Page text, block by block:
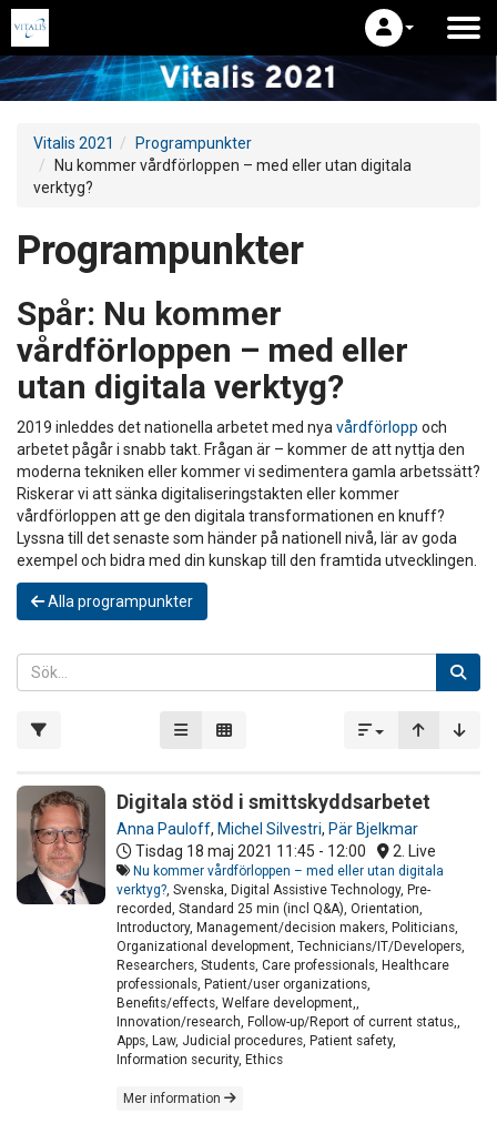
Vitalis 2021
Programpunkter
Nu kommer vårdförloppen – med eller utan digitala
verktyg?
Programpunkter
Spår: Nu kommer
vårdförloppen – med eller
utan digitala verktyg?
2019 inleddes det nationella arbetet med nyavårdförlopp och
arbetet pågår i snabb takt. Frågan är – kommer de att nyttja den
moderna tekniken eller kommer vi sedimentera gamla arbetssätt?
Riskerar vi att sänka digitaliseringstakten eller kommer
vårdförloppen att ge den digitala transformationen en knuff?
Lyssna till det senaste som händer på nationell nivå, lär av goda
exempel och bidra med din kunskap till den framtida utvecklingen.
Alla programpunkter
Digitala stöd i smittskyddsarbetet
Anna Pauloff, Michel Silvestri, Pär Bjelkmar
Tisdag 18 maj 2021 11:45 - 12:00 2. Live
Nu kommer vårdförloppen – med eller utan digitala
verktyg?, Svenska, Digital Assistive Technology, Pre-
recorded, Standard 25 min (incl Q&A), Orientation,
Introductory, Management/decision makers, Politicians,
Organizational development, Technicians/IT/Developers,
Researchers, Students, Care professionals, Healthcare
professionals, Patient/user organizations,
Benefits/effects, Welfare development,,
Innovation/research, Follow-up/Report of current status,,
Apps, Law, Judicial procedures, Patient safety,
Information security, Ethics
Mer information